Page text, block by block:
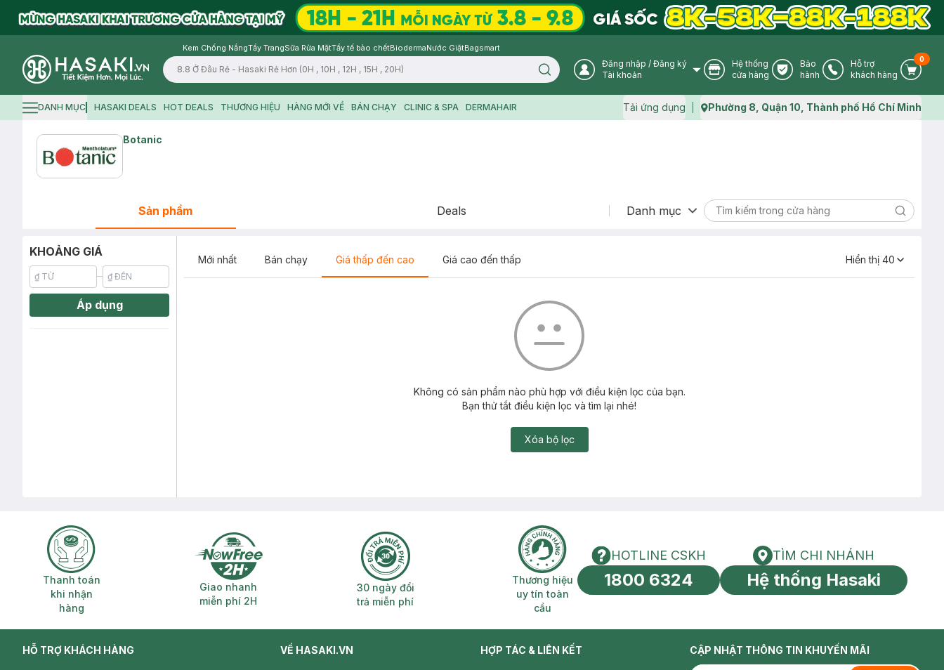
Kem Chống NắngTẩy TrangSữa Rửa MặtTẩy tế bào chếtBiodermaNước GiặtBagsmart
Logo
Search icon User Icon
Đăng nhập / Đăng ký
Tài khoản
Store Icon
Hệ thống
cửa hàng
Warranty Icon
Bảo
hành
Phone Icon
Hỗ trợ
khách hàng
Cart
0
Hamburger icon
DANH MỤC HASAKI DEALS HOT DEALS THƯƠNG HIỆU HÀNG MỚI VỀ BÁN CHẠY CLINIC & SPA DERMAHAIR Tải ứng dụng Map icon
Phường 8, Quận 10, Thành phố Hồ Chí Minh
Botanic
Sản phẩm Deals Danh mục Search
KHOẢNG GIÁ
Áp dụng
Mới nhất Bán chạy Giá thấp đến cao Giá cao đến thấp Hiển thị 40
Không có sản phẩm nào phù hợp với điều kiện lọc của bạn.
Bạn thử tắt điều kiện lọc và tìm lại nhé!
Xóa bộ lọc
Thanh toán khi nhận hàng
Thanh toán
khi nhận
hàng
Giao nhanh miễn phí 2H
Giao nhanh
miễn phí 2H
30 ngày đổi trả miễn phí
30 ngày đổi
trả miễn phí
Thương hiệu uy tín toàn cầu
Thương hiệu
uy tín toàn
cầu
HOTLINE CSKH
HOTLINE CSKH
1800 6324
Tìm chi nhánh
TÌM CHI NHÁNH
Hệ thống Hasaki
HỖ TRỢ KHÁCH HÀNG VỀ HASAKI.VN HỢP TÁC & LIÊN KẾT CẬP NHẬT THÔNG TIN KHUYẾN MÃI